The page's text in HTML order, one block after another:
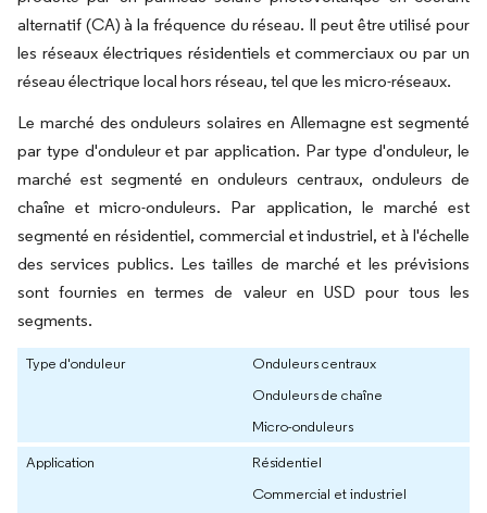
alternatif (CA) à la fréquence du réseau. Il peut être utilisé pour
les réseaux électriques résidentiels et commerciaux ou par un
réseau électrique local hors réseau, tel que les micro-réseaux.
Le marché des onduleurs solaires en Allemagne est segmenté
par type d'onduleur et par application. Par type d'onduleur, le
marché est segmenté en onduleurs centraux, onduleurs de
chaîne et micro-onduleurs. Par application, le marché est
segmenté en résidentiel, commercial et industriel, et à l'échelle
des services publics. Les tailles de marché et les prévisions
sont fournies en termes de valeur en USD pour tous les
segments.
Type d'onduleur
Onduleurs centraux
Onduleurs de chaîne
Micro-onduleurs
Application
Résidentiel
Commercial et industriel